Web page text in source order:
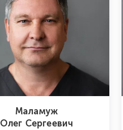
Маламуж
Олег Сергеевич